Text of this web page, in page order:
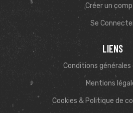
Créer un
Se
LIENS
Conditions
Mentions
Cookies & Politique de